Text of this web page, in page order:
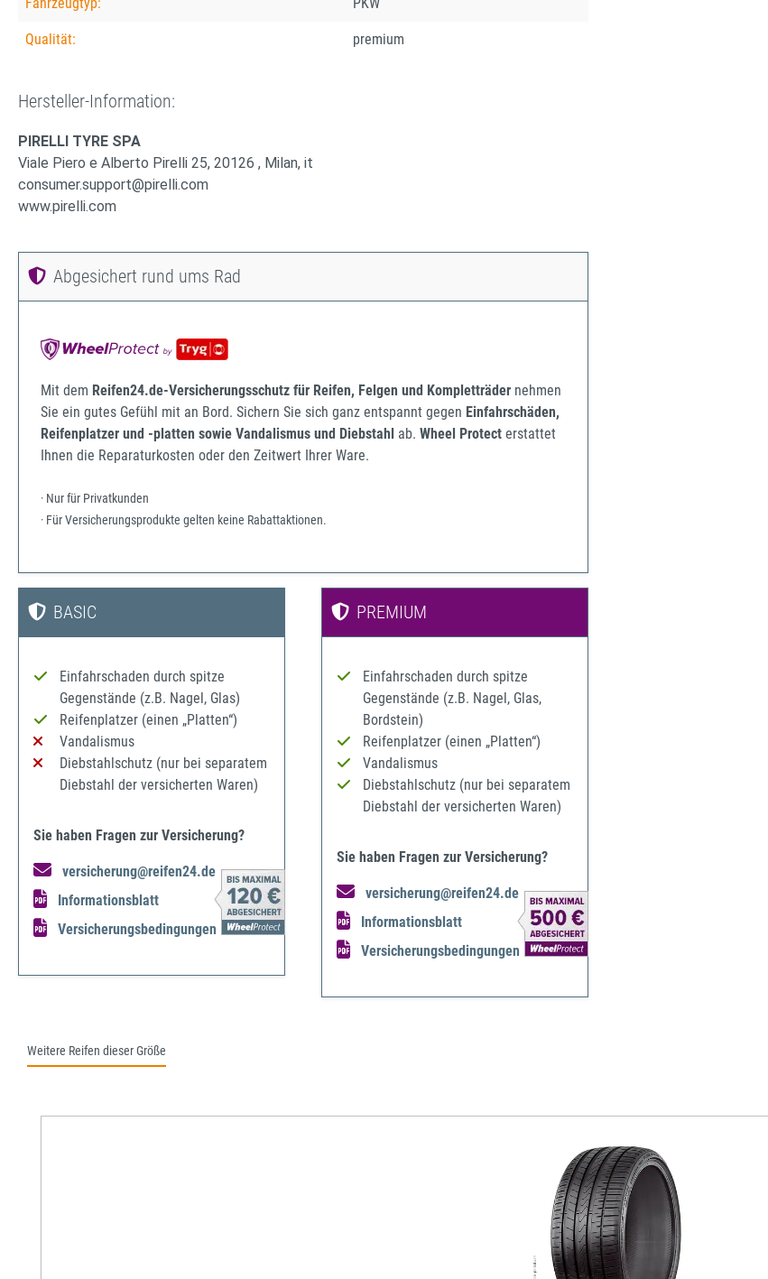
Qualität: premium
Hersteller-Information:
PIRELLI TYRE SPA
Viale Piero e Alberto Pirelli 25, 20126 , Milan, it
consumer.support@pirelli.com
www.pirelli.com
Abgesichert rund ums Rad
Mit dem Reifen24.de-Versicherungsschutz für Reifen, Felgen und Kompletträder nehmen
Sie ein gutes Gefühl mit an Bord. Sichern Sie sich ganz entspannt gegen Einfahrschäden,
Reifenplatzer und -platten sowie Vandalismus und Diebstahl ab. Wheel Protect erstattet
Ihnen die Reparaturkosten oder den Zeitwert Ihrer Ware.
· Nur für Privatkunden
· Für Versicherungsprodukte gelten keine Rabattaktionen.
BASIC
Einfahrschaden durch spitze
Gegenstände (z.B. Nagel, Glas)
Reifenplatzer (einen „Platten“)
Vandalismus
Diebstahlschutz (nur bei separatem
Diebstahl der versicherten Waren)
Sie haben Fragen zur Versicherung?
versicherung@reifen24.de
Informationsblatt
Versicherungsbedingungen
PREMIUM
Einfahrschaden durch spitze
Gegenstände (z.B. Nagel, Glas,
Bordstein)
Reifenplatzer (einen „Platten“)
Vandalismus
Diebstahlschutz (nur bei separatem
Diebstahl der versicherten Waren)
Sie haben Fragen zur Versicherung?
versicherung@reifen24.de
Informationsblatt
Versicherungsbedingungen
Weitere Reifen dieser Größe